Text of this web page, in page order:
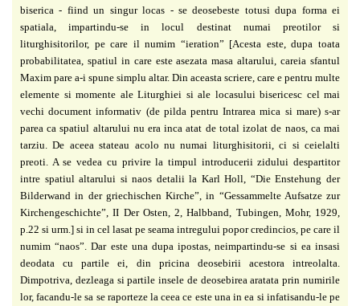
biserica - fiind un singur locas - se deosebeste totusi dupa forma ei
spatiala, impartindu-se in locul destinat numai preotilor si
liturghisitorilor, pe care il numim “ieration” [Acesta este, dupa toata
probabilitatea, spatiul in care este asezata masa altarului, careia sfantul
Maxim pare a-i spune simplu altar. Din aceasta scriere, care e pentru multe
elemente si momente ale Liturghiei si ale locasului bisericesc cel mai
vechi document informativ (de pilda pentru Intrarea mica si mare) s-ar
parea ca spatiul altarului nu era inca atat de total izolat de naos, ca mai
tarziu. De aceea stateau acolo nu numai liturghisitorii, ci si ceielalti
preoti. A se vedea cu privire la timpul introducerii zidului despartitor
intre spatiul altarului si naos detalii la Karl Holl, “Die Enstehung der
Bilderwand in der griechischen Kirche”, in “Gessammelte Aufsatze zur
Kirchengeschichte”, II Der Osten, 2, Halbband, Tubingen, Mohr, 1929,
p.22 si urm.] si in cel lasat pe seama intregului popor credincios, pe care il
numim “naos”. Dar este una dupa ipostas, neimpartindu-se si ea insasi
deodata cu partile ei, din pricina deosebirii acestora intreolalta.
Dimpotriva, dezleaga si partile insele de deosebirea aratata prin numirile
lor, facandu-le sa se raporteze la ceea ce este una in ea si infatisandu-le pe